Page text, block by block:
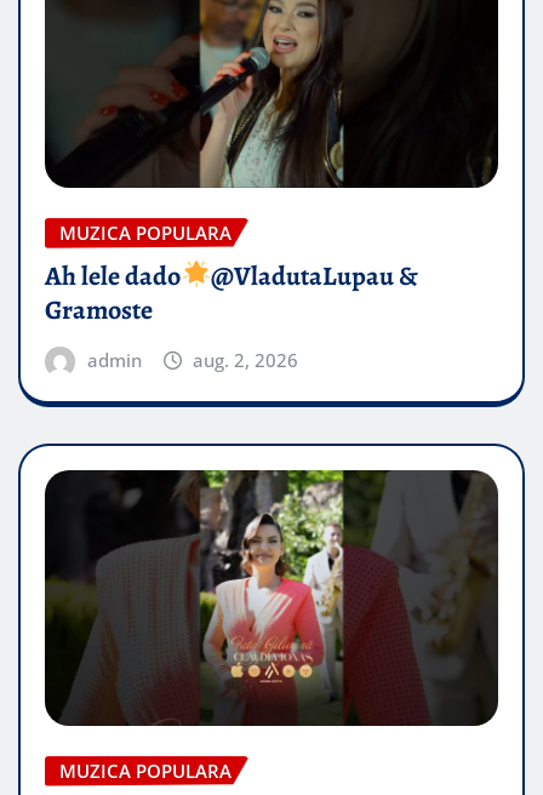
MUZICA POPULARA
Ah lele dado​
@VladutaLupau &
Gramoste
admin aug. 2, 2026
MUZICA POPULARA